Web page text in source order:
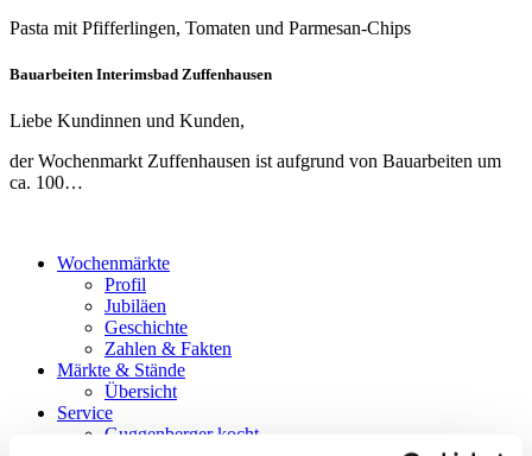
Pasta mit Pfifferlingen, Tomaten und Parmesan-Chips
Bauarbeiten Interimsbad Zuffenhausen
Liebe Kundinnen und Kunden,
der Wochenmarkt Zuffenhausen ist aufgrund von Bauarbeiten um
ca. 100…
Wochenmärkte
Profil
Jubiläen
Geschichte
Zahlen & Fakten
Märkte & Stände
Übersicht
Service
Guggenberger kocht